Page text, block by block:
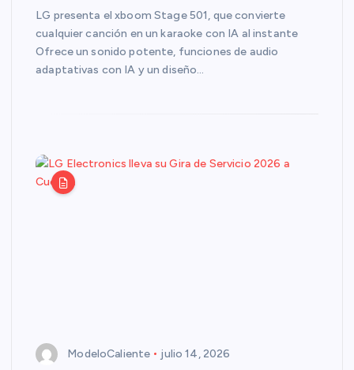
LG presenta el xboom Stage 501, que convierte
cualquier canción en un karaoke con IA al instante
Ofrece un sonido potente, funciones de audio
adaptativas con IA y un diseño…
ModeloCaliente julio 14, 2026